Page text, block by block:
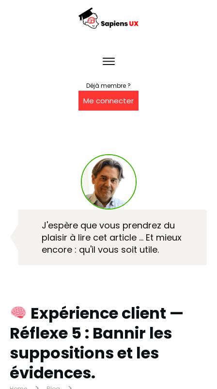
Déjà membre ?
Me connecter
J'espère que vous prendrez du
plaisir à lire cet article … Et mieux
encore : qu'il vous soit utile.
Expérience client —
Réflexe 5 : Bannir les
suppositions et les
évidences.